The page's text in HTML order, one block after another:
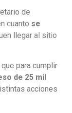
de
cuanto se
llegar al sitio
para cumplir
de 25 mil
acciones